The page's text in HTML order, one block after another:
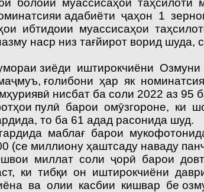
болоии муассисаҳои
адабиёти ҷаҳон 1
ибтидоии муассисаҳои
наср низ тағйирот ворид
зиёди иштирокчиёни
ғолибони ҳар як
нисбат ба соли 2022 аз 95
пулӣ барои омӯзгороне, ки
то ба 61 адад расонида шуд.
маблағ барои
(се миллиону ҳаштсаду наваду
миллат соли ҷорӣ барои
ки тибқи он иштирокчиёни
ва олии касбии кишвар бе